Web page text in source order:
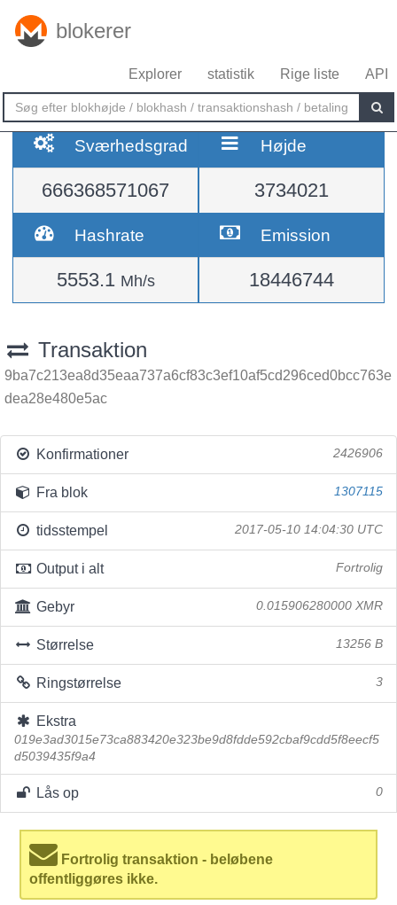
blokerer
Explorer statistik Rige liste API
Sværhedsgrad
666368571067
Højde
3734021
Hashrate
5553.1 Mh/s
Emission
18446744
Transaktion
9ba7c213ea8d35eaa737a6cf83c3ef10af5cd296ced0bcc763e
dea28e480e5ac
Konfirmationer 2426906
Fra blok 1307115
tidsstempel 2017-05-10 14:04:30 UTC
Output i alt Fortrolig
Gebyr 0.015906280000 XMR
Størrelse 13256 B
Ringstørrelse 3
Ekstra
019e3ad3015e73ca883420e323be9d8fdde592cbaf9cdd5f8eecf5
d5039435f9a4
Lås op 0
Fortrolig transaktion - beløbene
offentliggøres ikke.